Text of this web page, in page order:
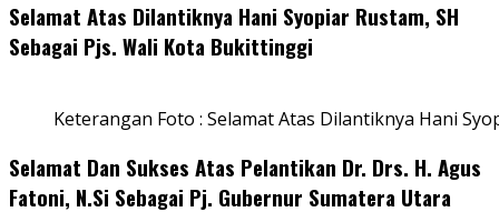
Selamat Atas Dilantiknya Hani Syopiar Rustam, SH
Sebagai Pjs. Wali Kota Bukittinggi
Keterangan Foto : Selamat Atas Dilantiknya Hani
Selamat Dan Sukses Atas Pelantikan Dr. Drs. H. Agus
Fatoni, N.Si Sebagai Pj. Gubernur Sumatera Utara